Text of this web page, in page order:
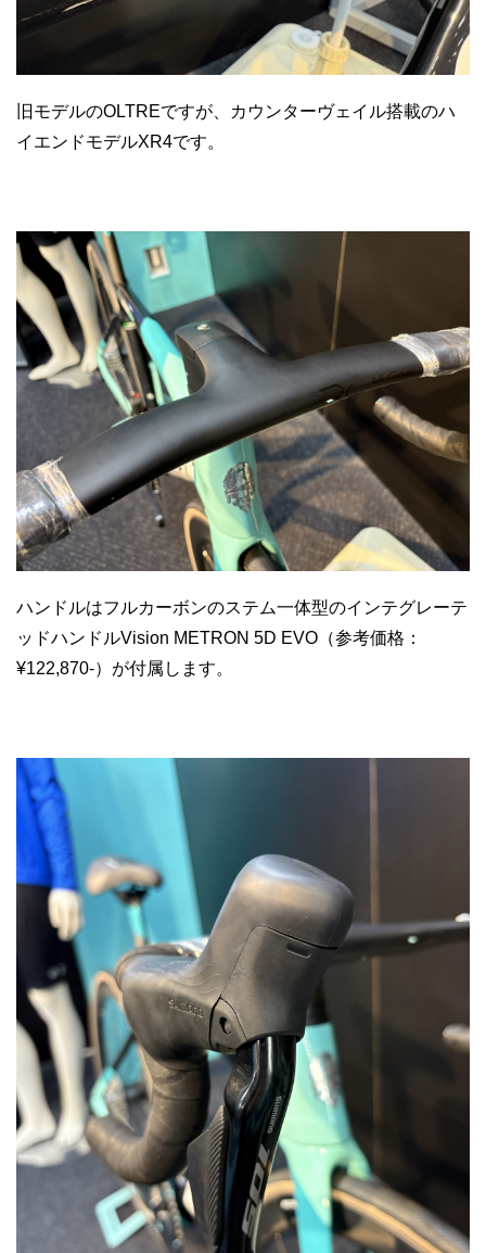
旧モデルのOLTREですが、カウンターヴェイル搭載のハ
イエンドモデルXR4です。
ハンドルはフルカーボンのステム一体型のインテグレーテ
ッドハンドルVision METRON 5D EVO（参考価格：
¥122,870-）が付属します。